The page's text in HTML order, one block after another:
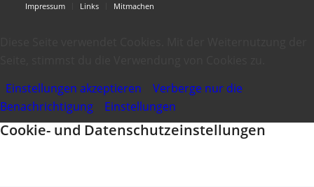
Impressum
Links Mitmachen
Einstellungen akzeptieren
Verberge nur die
Benachrichtigung
Einstellungen
Cookie- und Datenschutzeinstellungen